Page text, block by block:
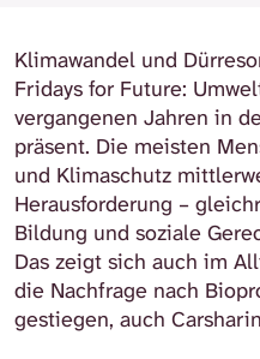
gewonnen werden?
Klimawandel und
Fridays for Future:
vergangenen Jahren in
präsent. Die meisten
und Klimaschutz
Herausforderung –
Bildung und soziale
Das zeigt sich auch im
die Nachfrage nach
gestiegen, auch